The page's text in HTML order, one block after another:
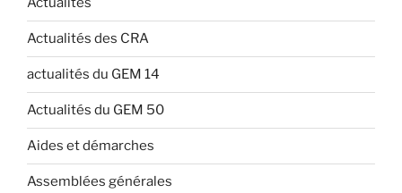
Actualités des CRA
actualités du GEM 14
Actualités du GEM 50
Aides et démarches
Assemblées générales